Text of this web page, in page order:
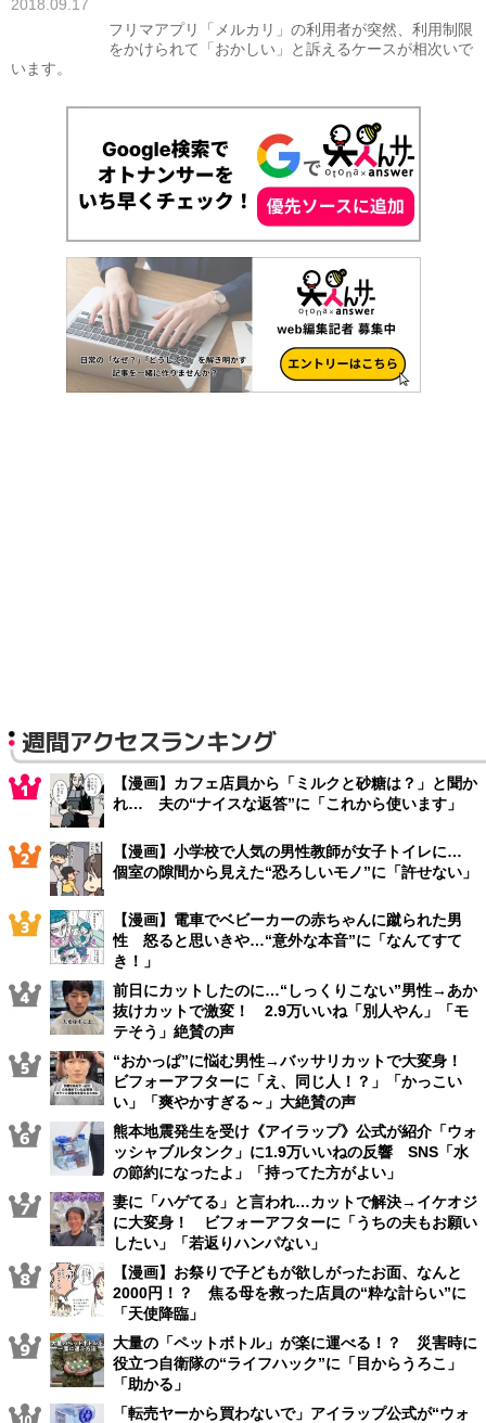
2018.09.17
フリマアプリ「メルカリ」の利用者が突然、利用制限
をかけられて「おかしい」と訴えるケースが相次いで
います。
週間アクセスランキング
【漫画】カフェ店員から「ミルクと砂糖は？」と聞か
れ… 夫の“ナイスな返答”に「これから使います」
【漫画】小学校で人気の男性教師が女子トイレに…
個室の隙間から見えた“恐ろしいモノ”に「許せない」
【漫画】電車でベビーカーの赤ちゃんに蹴られた男
性 怒ると思いきや…“意外な本音”に「なんてすて
き！」
前日にカットしたのに…“しっくりこない”男性→あか
抜けカットで激変！ 2.9万いいね「別人やん」「モ
テそう」絶賛の声
“おかっぱ”に悩む男性→バッサリカットで大変身！
ビフォーアフターに「え、同じ人！？」「かっこい
い」「爽やかすぎる～」大絶賛の声
熊本地震発生を受け《アイラップ》公式が紹介「ウォ
ッシャブルタンク」に1.9万いいねの反響 SNS「水
の節約になったよ」「持ってた方がよい」
妻に「ハゲてる」と言われ…カットで解決→イケオジ
に大変身！ ビフォーアフターに「うちの夫もお願い
したい」「若返りハンパない」
【漫画】お祭りで子どもが欲しがったお面、なんと
2000円！？ 焦る母を救った店員の“粋な計らい”に
「天使降臨」
大量の「ペットボトル」が楽に運べる！？ 災害時に
役立つ自衛隊の“ライフハック”に「目からうろこ」
「助かる」
「転売ヤーから買わないで」アイラップ公式が“ウォ